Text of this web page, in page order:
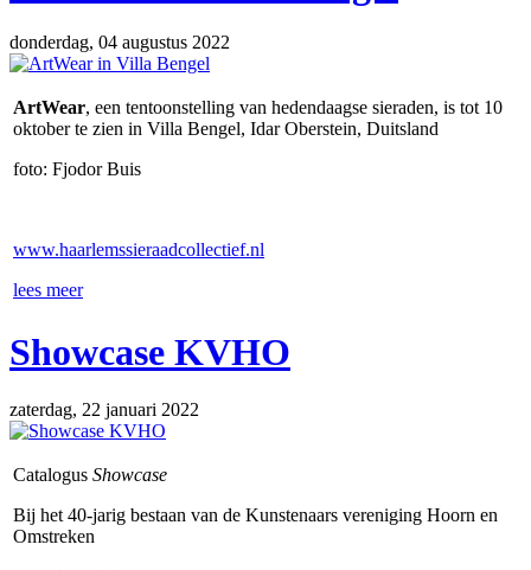
donderdag, 04 augustus 2022
ArtWear, een tentoonstelling van hedendaagse sieraden, is tot 10
oktober te zien in Villa Bengel, Idar Oberstein, Duitsland
foto: Fjodor Buis
www.haarlemssieraadcollectief.nl
lees meer
Showcase KVHO
zaterdag, 22 januari 2022
Catalogus Showcase
Bij het 40-jarig bestaan van de Kunstenaars vereniging Hoorn en
Omstreken